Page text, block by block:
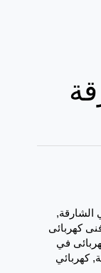
الشارقة,
كهربائى
في
,كهربائي